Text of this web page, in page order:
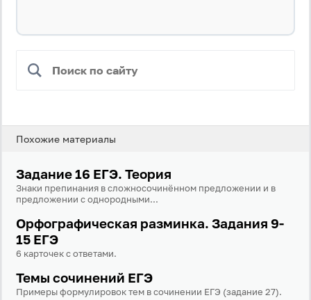
Похожие материалы
Задание 16 ЕГЭ. Теория
Знаки препинания в сложносочинённом предложении и в
предложении с однородными...
Орфографическая разминка. Задания 9-
15 ЕГЭ
6 карточек с ответами.
Темы сочинений ЕГЭ
Примеры формулировок тем в сочинении ЕГЭ (задание 27).